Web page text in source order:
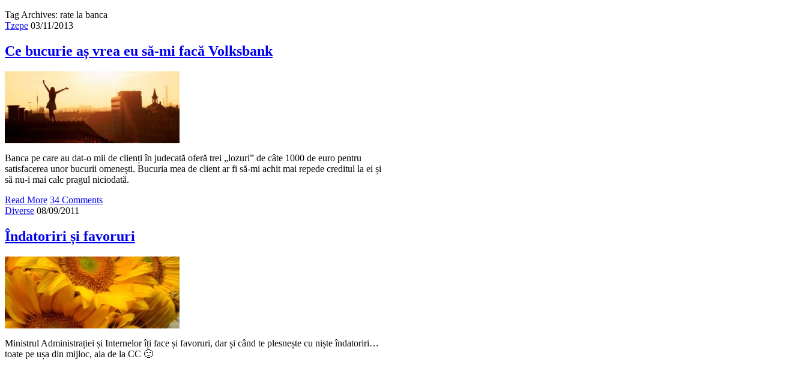
Tag Archives: rate la banca
Tzepe 03/11/2013
Ce bucurie aș vrea eu să-mi facă Volksbank
Banca pe care au dat-o mii de clienți în judecată oferă trei „lozuri” de câte 1000 de euro pentru
satisfacerea unor bucurii omenești. Bucuria mea de client ar fi să-mi achit mai repede creditul la ei și
să nu-i mai calc pragul niciodată.
Read More 34 Comments
Diverse 08/09/2011
Îndatoriri și favoruri
Ministrul Administrației și Internelor îți face și favoruri, dar și când te plesnește cu niște îndatoriri…
toate pe ușa din mijloc, aia de la CC 🙂